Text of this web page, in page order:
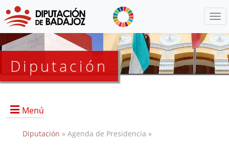
Diputación
Menú
Diputación » Agenda de Presidencia »